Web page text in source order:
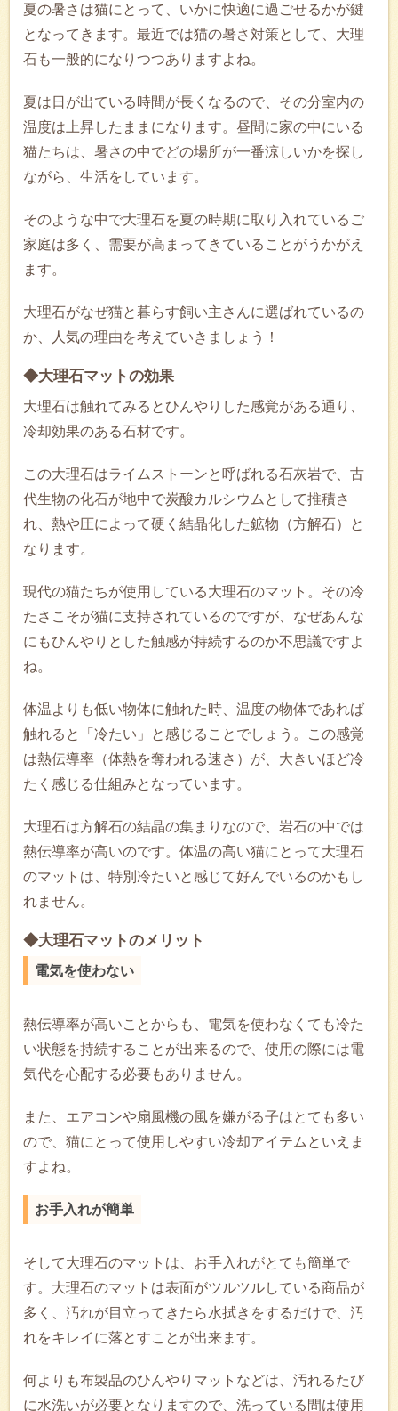
夏の暑さは猫にとって、いかに快適に過ごせるかが鍵
となってきます。最近では猫の暑さ対策として、大理
石も一般的になりつつありますよね。
夏は日が出ている時間が長くなるので、その分室内の
温度は上昇したままになります。昼間に家の中にいる
猫たちは、暑さの中でどの場所が一番涼しいかを探し
ながら、生活をしています。
そのような中で大理石を夏の時期に取り入れているご
家庭は多く、需要が高まってきていることがうかがえ
ます。
大理石がなぜ猫と暮らす飼い主さんに選ばれているの
か、人気の理由を考えていきましょう！
◆大理石マットの効果
大理石は触れてみるとひんやりした感覚がある通り、
冷却効果のある石材です。
この大理石はライムストーンと呼ばれる石灰岩で、古
代生物の化石が地中で炭酸カルシウムとして推積さ
れ、熱や圧によって硬く結晶化した鉱物（方解石）と
なります。
現代の猫たちが使用している大理石のマット。その冷
たさこそが猫に支持されているのですが、なぜあんな
にもひんやりとした触感が持続するのか不思議ですよ
ね。
体温よりも低い物体に触れた時、温度の物体であれば
触れると「冷たい」と感じることでしょう。この感覚
は熱伝導率（体熱を奪われる速さ）が、大きいほど冷
たく感じる仕組みとなっています。
大理石は方解石の結晶の集まりなので、岩石の中では
熱伝導率が高いのです。体温の高い猫にとって大理石
のマットは、特別冷たいと感じて好んでいるのかもし
れません。
◆大理石マットのメリット
電気を使わない
熱伝導率が高いことからも、電気を使わなくても冷た
い状態を持続することが出来るので、使用の際には電
気代を心配する必要もありません。
また、エアコンや扇風機の風を嫌がる子はとても多い
ので、猫にとって使用しやすい冷却アイテムといえま
すよね。
お手入れが簡単
そして大理石のマットは、お手入れがとても簡単で
す。大理石のマットは表面がツルツルしている商品が
多く、汚れが目立ってきたら水拭きをするだけで、汚
れをキレイに落とすことが出来ます。
何よりも布製品のひんやりマットなどは、汚れるたび
に水洗いが必要となりますので、洗っている間は使用